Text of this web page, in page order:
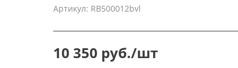
Артикул: RB500012bvl
10 350 руб./шт